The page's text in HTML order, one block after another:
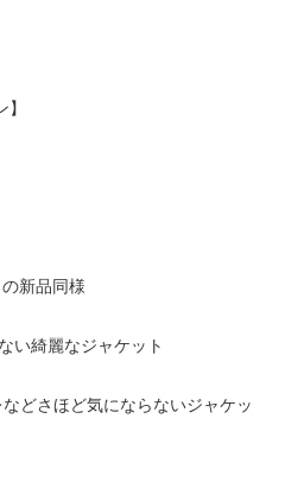
新品同様
い綺麗なジャケット
どさほど気にならないジャケッ